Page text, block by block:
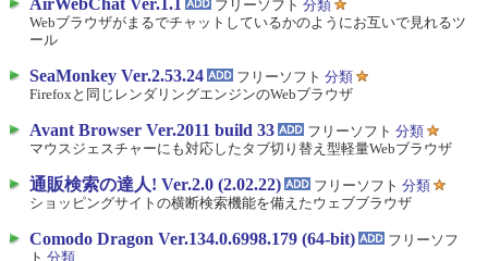
AirWebChat Ver.1.1 フリーソフト 分類
Webブラウザがまるでチャットしているかのようにお互いで見れるツ
ール
SeaMonkey Ver.2.53.24 フリーソフト 分類
Firefoxと同じレンダリングエンジンのWebブラウザ
Avant Browser Ver.2011 build 33 フリーソフト 分類
マウスジェスチャーにも対応したタブ切り替え型軽量Webブラウザ
通販検索の達人! Ver.2.0 (2.02.22) フリーソフト 分類
ショッピングサイトの横断検索機能を備えたウェブブラウザ
Comodo Dragon Ver.134.0.6998.179 (64-bit)
フリーソフ
ト 分類